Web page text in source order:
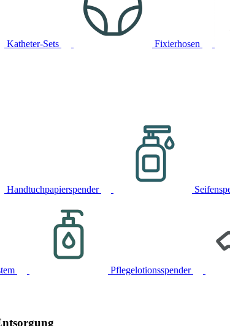
Katheter-Sets Fixierhosen
Handtuchpapierspender
Pflegelotionsspender